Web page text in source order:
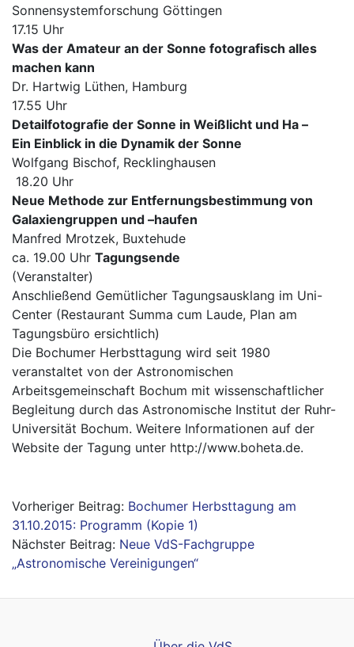
Sonnensystemforschung Göttingen
17.15 Uhr
Was der Amateur an der Sonne fotografisch alles
machen kann
Dr. Hartwig Lüthen, Hamburg
17.55 Uhr
Detailfotografie der Sonne in Weißlicht und Ha –
Ein Einblick in die Dynamik der Sonne
Wolfgang Bischof, Recklinghausen
18.20 Uhr
Neue Methode zur Entfernungsbestimmung von
Galaxiengruppen und –haufen
Manfred Mrotzek, Buxtehude
ca. 19.00 Uhr Tagungsende
(Veranstalter)
Anschließend Gemütlicher Tagungsausklang im Uni-
Center (Restaurant Summa cum Laude, Plan am
Tagungsbüro ersichtlich)
Die Bochumer Herbsttagung wird seit 1980
veranstaltet von der Astronomischen
Arbeitsgemeinschaft Bochum mit wissenschaftlicher
Begleitung durch das Astronomische Institut der Ruhr-
Universität Bochum. Weitere Informationen auf der
Website der Tagung unter http://www.boheta.de.
BeitragsnavigationBochumer Herbsttagung am
31.10.2015: Programm (Kopie 1)
Neue VdS-Fachgruppe
„Astronomische Vereinigungen“